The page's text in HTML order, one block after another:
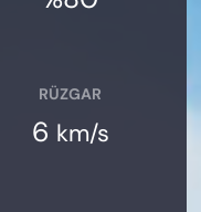
RÜZGAR
6 km/s